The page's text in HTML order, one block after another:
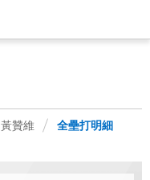
黃贊維 全壘打明細